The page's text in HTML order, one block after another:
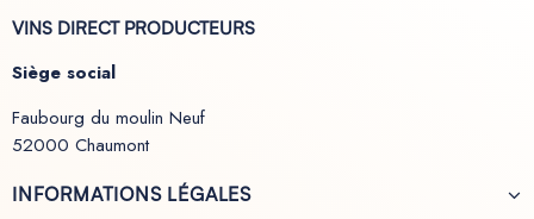
VINS DIRECT PRODUCTEURS
Siège social
Faubourg du moulin Neuf
52000 Chaumont
INFORMATIONS LÉGALES